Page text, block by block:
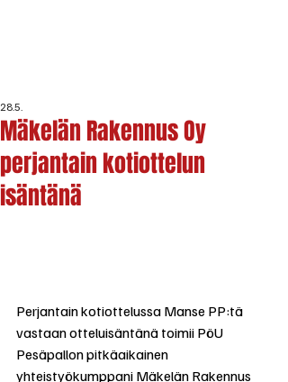
Mäkelän Rakennus Oy
perjantain kotiottelun
isäntänä
28.5.
Perjantain kotiottelussa Manse PP:tä
vastaan otteluisäntänä toimii PöU
Pesäpallon pitkäaikainen
yhteistyökumppani Mäkelän Rakennus